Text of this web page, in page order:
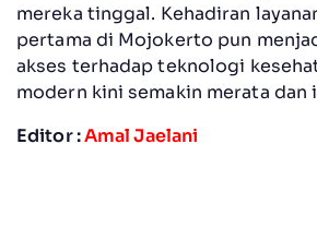
mereka tinggal. Kehadiran
pertama di Mojokerto pun
akses terhadap teknologi
modern kini semakin merata dan
Editor :Amal Jaelani